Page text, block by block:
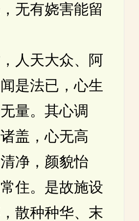
无有娆害能留
天大众、阿
是法已，心生
量。其心调
盖，心无高
净，颜貌怡
住。是故施设
散种种华、末